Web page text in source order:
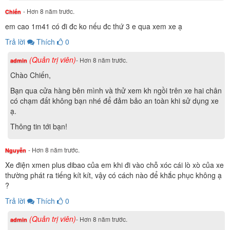
Yên XE ĐIỆN XMEN PLUS DIBAO phanh đĩa dài và
thống khung thép làm từ 100% thép carbon chống ghỉ chịu
Chiến - Hơn 8 năm trước.
em cao 1m41 có đi đc ko nếu đc thứ 3 e qua xem xe ạ
Trả lời
Thích 0
admin (Quản trị viên)- Hơn 8 năm trước.
Chào Chiến,
Bạn qua cửa hàng bên mình và thử xem kh ngồi trên xe hai chân
có chạm đất không bạn nhé để đảm bảo an toàn khi sử dụng xe
ạ.
Thông tin tới bạn!
Nguyễn - Hơn 8 năm trước.
Xe điện xmen plus dibao của em khi đi vào chỗ xóc cái lò xò của xe
thường phát ra tiếng kít kít, vậy có cách nào để khắc phục không ạ
?
Trả lời
Thích 0
admin (Quản trị viên)- Hơn 8 năm trước.